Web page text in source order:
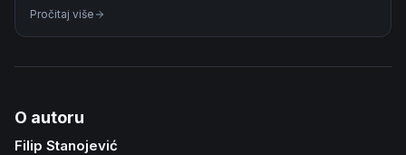
Pročitaj više
O autoru
Filip Stanojević